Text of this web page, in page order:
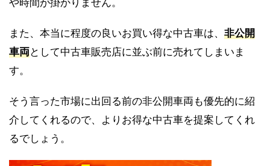
や時間が掛かりません。
また、本当に程度の良いお買い得な中古車は、 非公開
車両として中古車販売店に並ぶ前に売れてしまいま
す。
そう言った市場に出回る前の非公開車両も優先的に紹
介してくれるので、よりお得な中古車を提案してくれ
るでしょう。